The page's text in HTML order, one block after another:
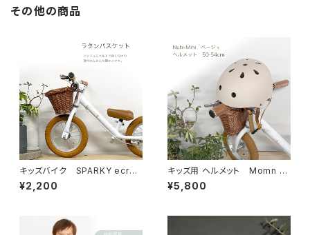
その他の商品
キッズバイク SPARKY ecru
バスケット 前カゴ
¥2,200
キッズ用 ヘルメット Momn Li
ttle 52cm～58cm
¥5,800